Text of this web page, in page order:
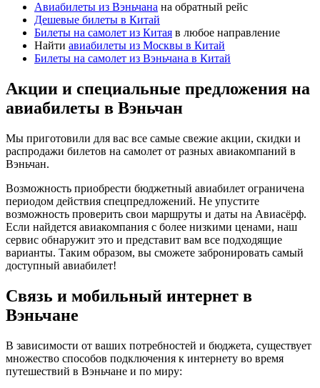
Авиабилеты из Вэньчана на обратный рейс
Дешевые билеты в Китай
Билеты на самолет из Китая в любое направление
Найти авиабилеты из Москвы в Китай
Билеты на самолет из Вэньчана в Китай
Акции и специальные предложения на
авиабилеты в Вэньчан
Мы приготовили для вас все самые свежие акции, скидки и
распродажи билетов на самолет от разных авиакомпаний в
Вэньчан.
Возможность приобрести бюджетный авиабилет ограничена
периодом действия спецпредложений. Не упустите
возможность проверить свои маршруты и даты на Авиасёрф.
Если найдется авиакомпания с более низкими ценами, наш
сервис обнаружит это и представит вам все подходящие
варианты. Таким образом, вы сможете забронировать самый
доступный авиабилет!
Связь и мобильный интернет в
Вэньчане
В зависимости от ваших потребностей и бюджета, существует
множество способов подключения к интернету во время
путешествий в Вэньчане и по миру: